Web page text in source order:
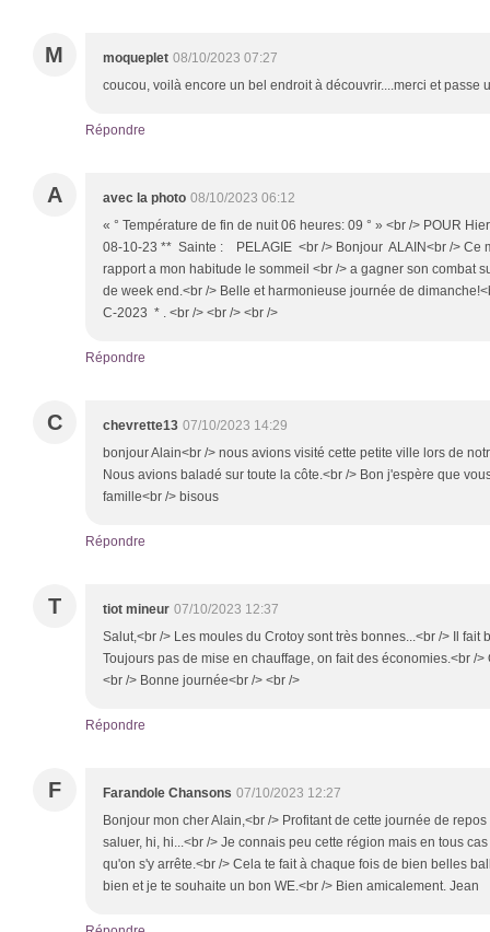
M moqueplet 08/10/2023 07:27
coucou, voilà encore un bel endroit à découvrir....merci et passe
Répondre
A avec la photo 08/10/2023 06:12
« ° Température de fin de nuit 06 heures: 09 ° » <br /> POUR
08-10-23 ** Sainte : PELAGIE <br /> Bonjour ALAIN<br /> Ce
rapport a mon habitude le sommeil <br /> a gagner son combat
de week end.<br /> Belle et harmonieuse journée de
C-2023 * . <br /> <br /> <br />
Répondre
C chevrette13 07/10/2023 14:29
bonjour Alain<br /> nous avions visité cette petite ville lors de
Nous avions baladé sur toute la côte.<br /> Bon j'espère que
famille<br /> bisous
Répondre
T tiot mineur 07/10/2023 12:37
Salut,<br /> Les moules du Crotoy sont très bonnes...<br /> Il fait
Toujours pas de mise en chauffage, on fait des économies.<br /
<br /> Bonne journée<br /> <br />
Répondre
F Farandole Chansons 07/10/2023 12:27
Bonjour mon cher Alain,<br /> Profitant de cette journée de
saluer, hi, hi...<br /> Je connais peu cette région mais en tous
qu'on s'y arrête.<br /> Cela te fait à chaque fois de bien belles
bien et je te souhaite un bon WE.<br /> Bien amicalement. Jean